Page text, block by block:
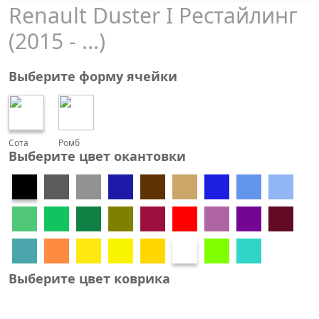
Renault Duster I Рестайлинг
(2015 - ...)
Выберите форму ячейки
Сота Ромб
Выберите цвет окантовки
Выберите цвет коврика